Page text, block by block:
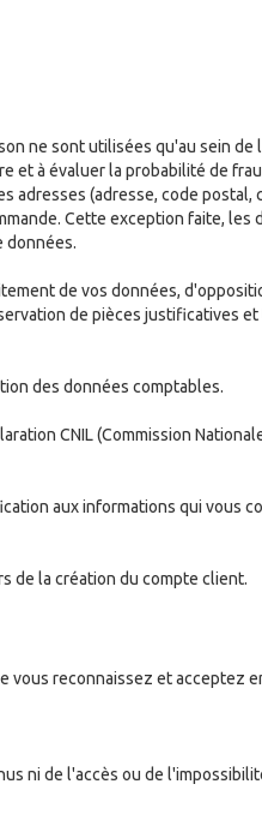
ne sont utilisées qu'au sein de
et à évaluer la probabilité de
adresses (adresse, code postal,
Cette exception faite, les
données.
de vos données,
de pièces justificatives et
des données comptables.
CNIL (Commission
aux informations qui vous
de la création du compte client.
vous reconnaissez et acceptez
ni de l'accès ou de